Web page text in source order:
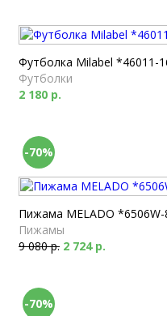
Футболка Milabel *46011-
Футболки
2 180 р.
-70%
Пижама MELADO *6506W-
Пижамы
9 080 р. 2 724 р.
-70%